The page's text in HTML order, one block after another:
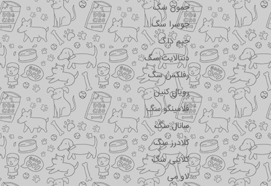
جمون سگ
جوسرا سگ
جیم داگ
دنتالایت سگ
رفلکس سگ
رویال کنین
فلامینگو سگ
سانال سگ
کلادرز سگ
کلاینی سگ
لاو می